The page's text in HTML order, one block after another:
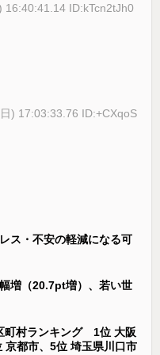
16:40:41.14 ID:kTcn2tJh0
) 17:03:33.76 ID:+CXqoS
ス・不安の軽減になる可
増（20.7pt増）、若い世
町村ランキング 1位 大阪
京都市、5位 埼玉県川口市